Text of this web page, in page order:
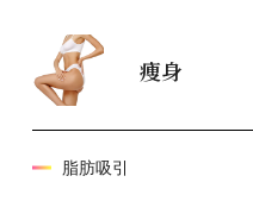
痩身
脂肪吸引